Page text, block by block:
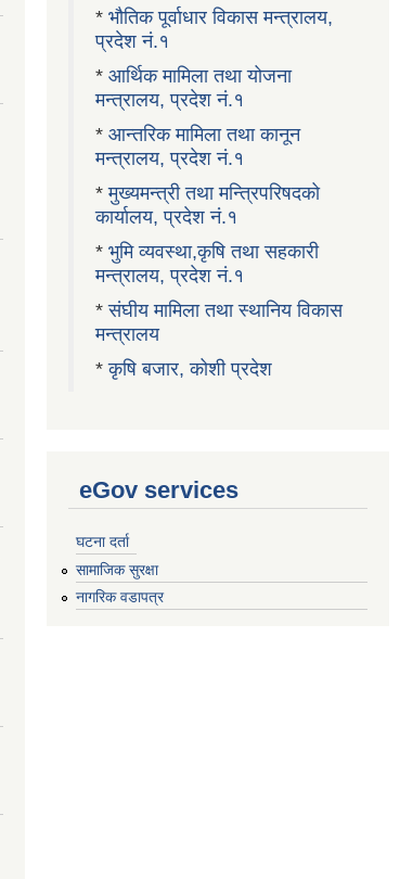
* भौतिक पूर्वाधार विकास मन्त्रालय,
प्रदेश नं.१
* आर्थिक मामिला तथा योजना
मन्त्रालय, प्रदेश नं.१
* आन्तरिक मामिला तथा कानून
मन्त्रालय, प्रदेश नं.१
*मुख्यमन्त्री तथा मन्त्रिपरिषदको
कार्यालय, प्रदेश नं.१
* भुमि व्यवस्था,कृषि तथा सहकारी
मन्त्रालय, प्रदेश नं.१
*संघीय मामिला तथा स्थानिय विकास
मन्त्रालय
*कृषि बजार, कोशी प्रदेश
eGov services
घटना दर्ता
सामाजिक सुरक्षा
नागरिक वडापत्र